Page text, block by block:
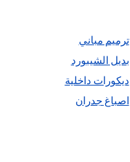
ترميم مباني
بديل الشيبورد
ديكورات داخلية
اصباغ جدران